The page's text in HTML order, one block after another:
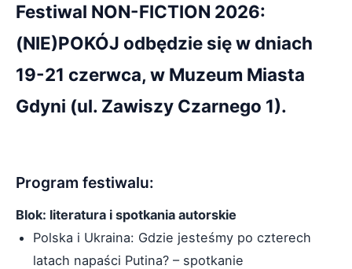
Festiwal NON-FICTION 2026:
(NIE)POKÓJ odbędzie się w dniach
19-21 czerwca, w Muzeum Miasta
Gdyni (ul. Zawiszy Czarnego 1).
Program festiwalu:
Blok: literatura i spotkania autorskie
Polska i Ukraina: Gdzie jesteśmy po czterech
latach napaści Putina? – spotkanie